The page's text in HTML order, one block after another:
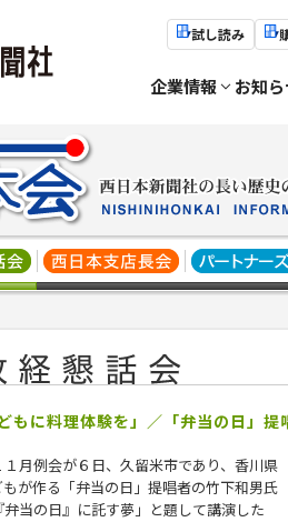
試し読み
企業情報 お知
もに料理体験を」／「弁当の日」提
月例会が６日、久留米市であり、香川県
が作る「弁当の日」提唱者の竹下和男氏
当の日』に託す夢」と題して講演した